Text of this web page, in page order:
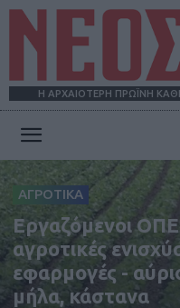
Η ΑΡΧΑΙΟΤΕΡΗ ΠΡΩΪΝΗ
ΑΓΡΟΤΙΚΑ
Εργαζόμενοι
αγροτικές
εφαρμογές -
μήλα, κάστανα